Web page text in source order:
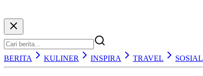
BERITA KULINER INSPIRA TRAVEL SOSIAL